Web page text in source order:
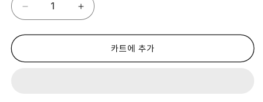
2
류
약
(제
2
류
약
카트에 추가